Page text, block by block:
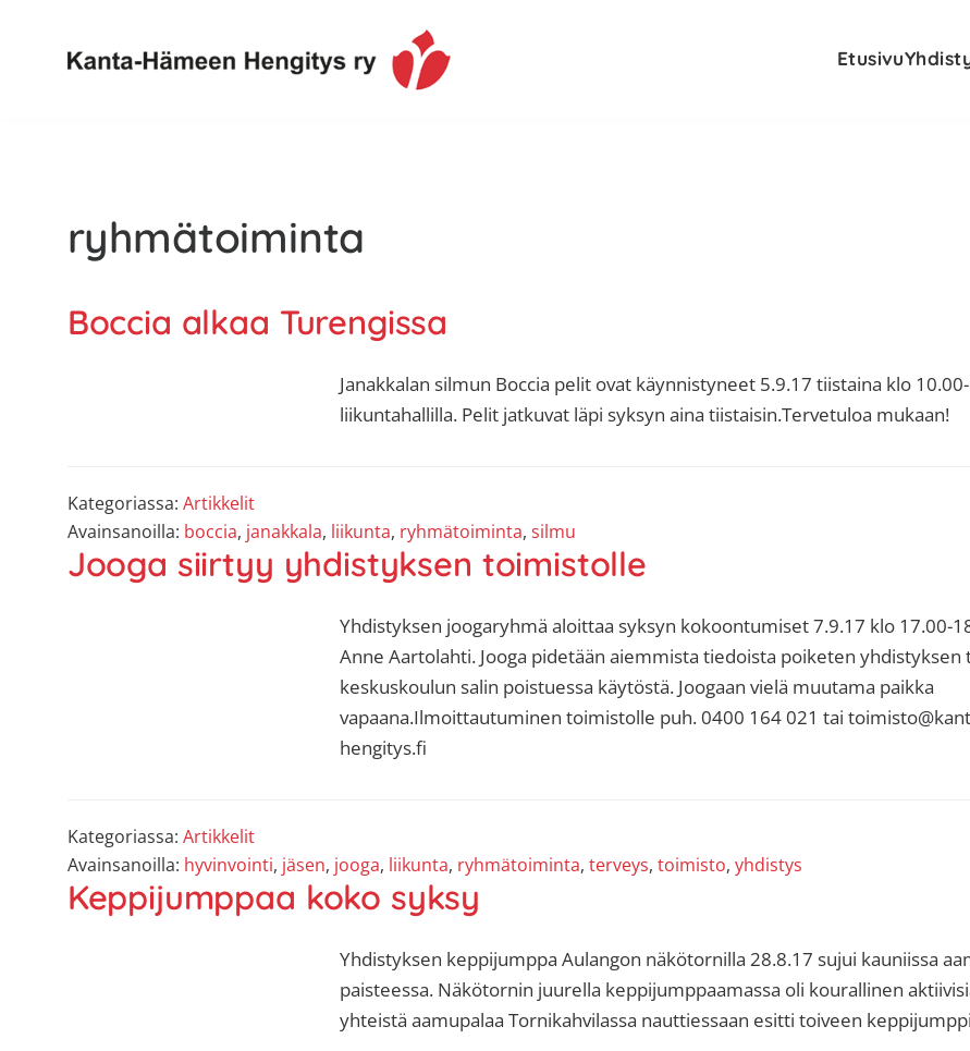
ensisijaiseen
valikkoon
pääsisältöön
alatunnisteeseen
Hengitys
ry
erityisesti
jos
koskettaa
astma,
sisäilma
tai
allergiat.
Etusivu
ryhmätoiminta
Boccia alkaa Turengissa
Janakkalan silmun Boccia pelit ovat käynnistyneet 5.9.17 tiistaina klo
liikuntahallilla. Pelit jatkuvat läpi syksyn aina tiistaisin.Tervetuloa mukaan!
Kategoriassa: Artikkelit
Avainsanoilla: boccia, janakkala, liikunta, ryhmätoiminta, silmu
Jooga siirtyy yhdistyksen toimistolle
Yhdistyksen joogaryhmä aloittaa syksyn kokoontumiset 7.9.17 klo 17.00-
Anne Aartolahti. Jooga pidetään aiemmista tiedoista poiketen yhdistyksen
keskuskoulun salin poistuessa käytöstä. Joogaan vielä muutama paikka
vapaana.Ilmoittautuminen toimistolle puh. 0400 164 021 tai
hengitys.fi
Kategoriassa: Artikkelit
Avainsanoilla: hyvinvointi, jäsen, jooga, liikunta, ryhmätoiminta, terveys, toimisto, yhdistys
Keppijumppaa koko syksy
Yhdistyksen keppijumppa Aulangon näkötornilla 28.8.17 sujui kauniissa
paisteessa. Näkötornin juurella keppijumppaamassa oli kourallinen
yhteistä aamupalaa Tornikahvilassa nauttiessaan esitti toiveen